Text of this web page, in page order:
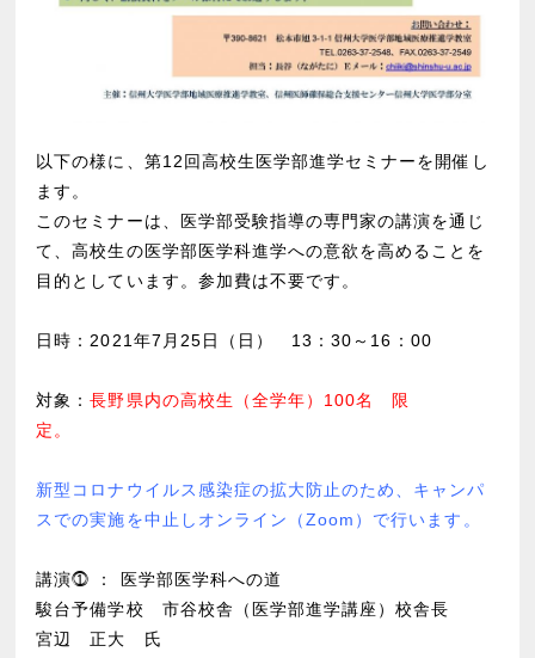
以下の様に、第12回高校生医学部進学セミナーを開催し
ます。
このセミナーは、医学部受験指導の専門家の講演を通じ
て、高校生の医学部医学科進学への意欲を高めることを
目的としています。参加費は不要です。
日時： 2021年7月25日（日） 13：30～16：00
対象：長野県内の高校生（全学年）100名 限
定。
新型コロナウイルス感染症の拡大防止のため、キャンパ
スでの実施を中止しオンライン（Zoom）で行います。
講演⓵ ： 医学部医学科への道
駿台予備学校 市谷校舎（医学部進学講座）校舎長
宮辺 正大 氏